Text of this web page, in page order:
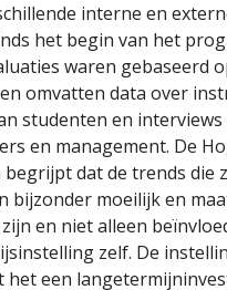
interne en
het begin van het
waren gebaseerd
omvatten data over
studenten en
en management. De
begrijpt dat de trends die
bijzonder moeilijk en
en niet alleen
zelf. De
het een